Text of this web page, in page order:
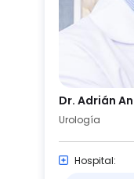
Dr. Adrián
Urología
Hospital: